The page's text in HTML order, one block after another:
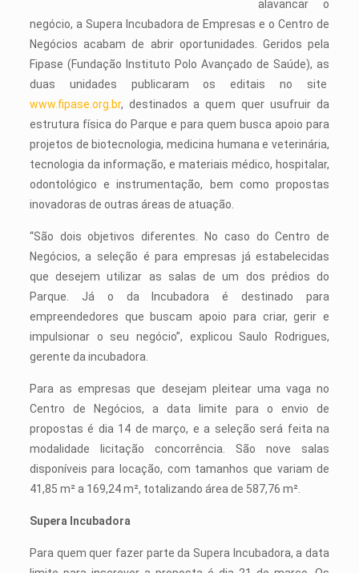
alavancar o
negócio, a Supera Incubadora de Empresas e o Centro de
Negócios acabam de abrir oportunidades. Geridos pela
Fipase (Fundação Instituto Polo Avançado de Saúde), as
duas unidades publicaram os editais no site
www.fipase.org.br, destinados a quem quer usufruir da
estrutura física do Parque e para quem busca apoio para
projetos de biotecnologia, medicina humana e veterinária,
tecnologia da informação, e materiais médico, hospitalar,
odontológico e instrumentação, bem como propostas
inovadoras de outras áreas de atuação.
“São dois objetivos diferentes. No caso do Centro de
Negócios, a seleção é para empresas já estabelecidas
que desejem utilizar as salas de um dos prédios do
Parque. Já o da Incubadora é destinado para
empreendedores que buscam apoio para criar, gerir e
impulsionar o seu negócio”, explicou Saulo Rodrigues,
gerente da incubadora.
Para as empresas que desejam pleitear uma vaga no
Centro de Negócios, a data limite para o envio de
propostas é dia 14 de março, e a seleção será feita na
modalidade licitação concorrência. São nove salas
disponíveis para locação, com tamanhos que variam de
41,85 m² a 169,24 m², totalizando área de 587,76 m².
Supera Incubadora
Para quem quer fazer parte da Supera Incubadora, a data